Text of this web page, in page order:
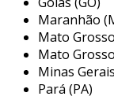
mecânico pode
útil, mas
custos
benefícios da
Maranhão
Mato
Mato
Minas
Pará (PA)